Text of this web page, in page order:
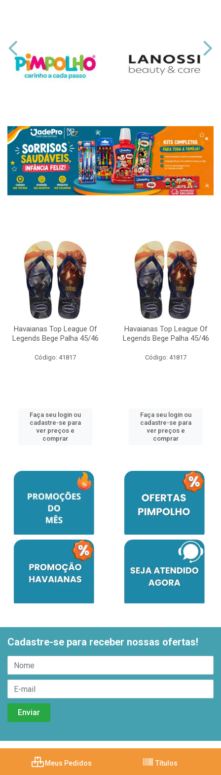
Havaianas Top League Of
Legends Bege Palha 45/46
Código: 41817
Faça seu login ou
cadastre-se para
ver preços e
comprar
Havaianas Top League Of
Legends Bege Palha 45/46
Código: 41817
Faça seu login ou
cadastre-se para
ver preços e
comprar
Cadastre-se para receber nossas ofertas!
Meus Pedidos Títulos